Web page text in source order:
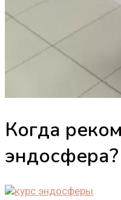
Когда
эндосфера?